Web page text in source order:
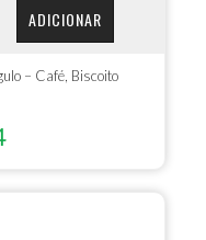
ADICIONAR
– Café, Biscoito